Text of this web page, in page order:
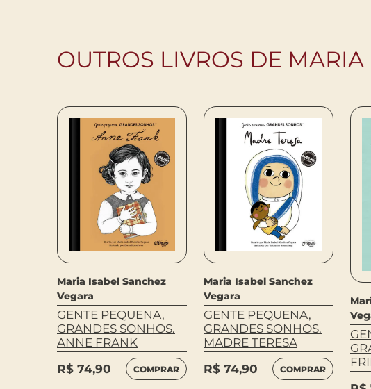
OUTROS LIVROS DE
Maria Isabel Sanchez
Vegara
GENTE PEQUENA,
GRANDES SONHOS.
ANNE FRANK
R$ 74,90 COMPRAR
Maria Isabel Sanchez
Vegara
GENTE PEQUENA,
GRANDES SONHOS.
MADRE TERESA
R$ 74,90 COMPRAR